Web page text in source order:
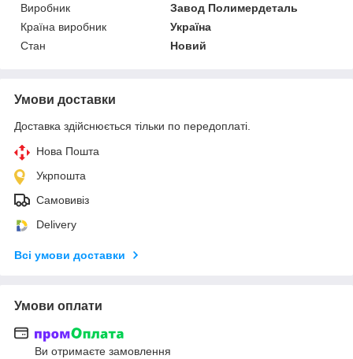
Виробник
Завод Полимердеталь
Країна виробник
Україна
Стан
Новий
Умови доставки
Доставка здійснюється тільки по передоплаті.
Нова Пошта
Укрпошта
Самовивіз
Delivery
Всі умови доставки
Умови оплати
Ви отримаєте замовлення